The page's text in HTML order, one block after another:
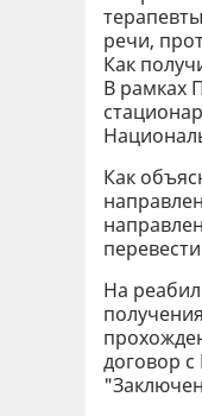
речи,
Как
В рамках
Как
На
договор